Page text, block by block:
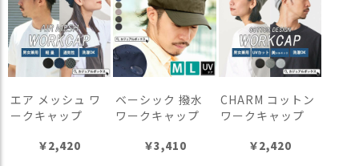
エア メッシュ ワ
ークキャップ
￥2,420
ベーシック 撥水
ワークキャップ
￥3,410
CHARM コットン
ワークキャップ
￥2,420